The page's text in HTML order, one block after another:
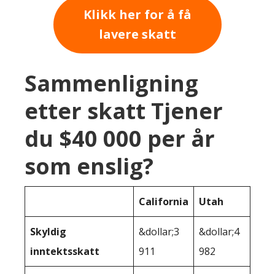
Klikk her for å få
lavere skatt
Sammenligning
etter skatt Tjener
du $40 000 per år
som enslig?
California Utah
Skyldig
inntektsskatt
&dollar;3
911
&dollar;4
982